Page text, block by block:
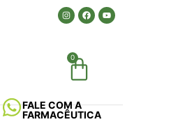
0
FALE COM A
FARMACÊUTICA